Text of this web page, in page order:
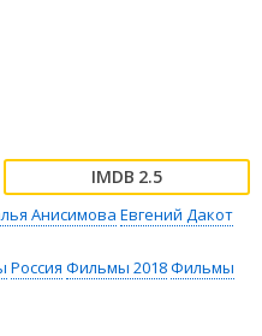
2.5
Анисимова Евгений Дакот
Россия Фильмы 2018Фильмы